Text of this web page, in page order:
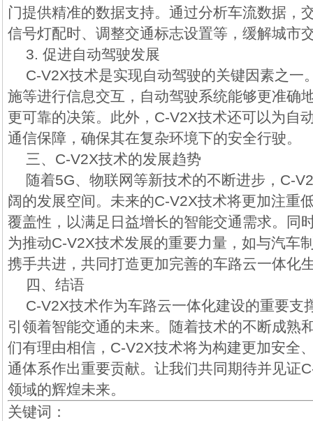
门提供精准的数据支持。通过分析车流数据，
信号灯配时、调整交通标志设置等，缓解城市
3. 促进自动驾驶发展
C-V2X技术是实现自动驾驶的关键因素之一
施等进行信息交互，自动驾驶系统能够更准确
更可靠的决策。此外，C-V2X技术还可以为自
通信保障，确保其在复杂环境下的安全行驶。
三、C-V2X技术的发展趋势
随着5G、物联网等新技术的不断进步，C-
阔的发展空间。未来的C-V2X技术将更加注重
覆盖性，以满足日益增长的智能交通需求。同
为推动C-V2X技术发展的重要力量，如与汽车
携手共进，共同打造更加完善的车路云一体化
四、结语
C-V2X技术作为车路云一体化建设的重要支
引领着智能交通的未来。随着技术的不断成熟
们有理由相信，C-V2X技术将为构建更加安全
通体系作出重要贡献。让我们共同期待并见证
领域的辉煌未来。
关键词：